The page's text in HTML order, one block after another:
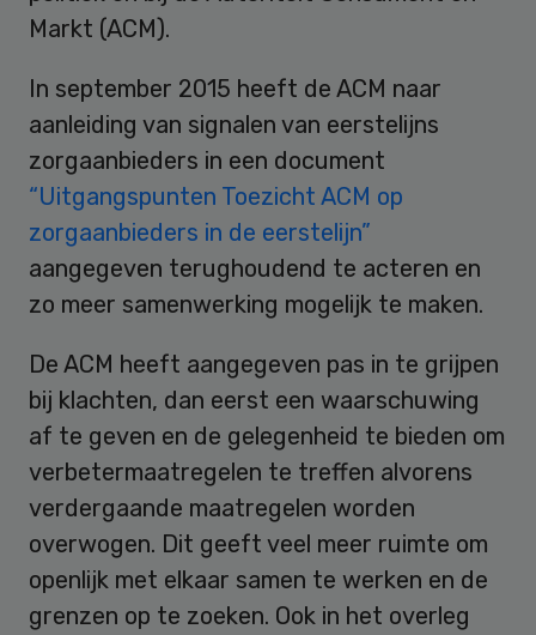
Markt (ACM).
In september 2015 heeft de ACM naar
aanleiding van signalen van eerstelijns
zorgaanbieders in een document
“Uitgangspunten Toezicht ACM op
zorgaanbieders in de eerstelijn”
aangegeven terughoudend te acteren en
zo meer samenwerking mogelijk te maken.
De ACM heeft aangegeven pas in te grijpen
bij klachten, dan eerst een waarschuwing
af te geven en de gelegenheid te bieden om
verbetermaatregelen te treffen alvorens
verdergaande maatregelen worden
overwogen. Dit geeft veel meer ruimte om
openlijk met elkaar samen te werken en de
grenzen op te zoeken. Ook in het overleg